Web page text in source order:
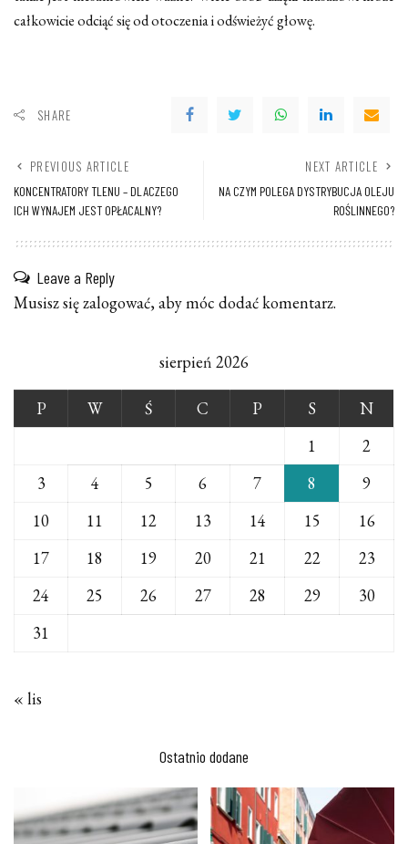
całkowicie odciąć się od otoczenia i odświeżyć głowę.
SHARE
PREVIOUS ARTICLE
KONCENTRATORY TLENU – DLACZEGO
ICH WYNAJEM JEST OPŁACALNY?
NEXT ARTICLE
NA CZYM POLEGA DYSTRYBUCJA OLEJU
ROŚLINNEGO?
Leave a Reply
Musisz sięzalogować, aby móc dodać komentarz.
sierpień 2026
P W Ś C P S
N
1
2
3
4 5 6 7 8
9
10
11 12 13 14 15
16
17
18 19 20 21 22
23
24
25 26 27 28 29
30
31
« lis
Ostatnio dodane